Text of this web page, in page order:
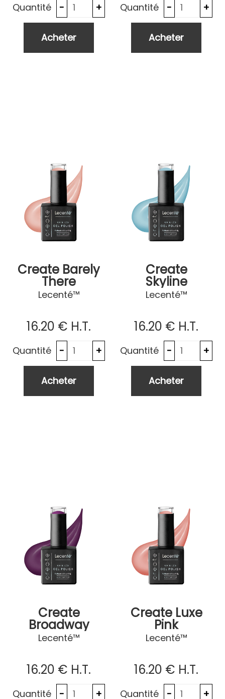
Quantité Quantité
Create Barely
There
Lecenté™
16.20 € H.T.
Quantité
Create
Skyline
Lecenté™
16.20 € H.T.
Quantité
Create
Broadway
Lecenté™
16.20 € H.T.
Quantité
Create Luxe
Pink
Lecenté™
16.20 € H.T.
Quantité